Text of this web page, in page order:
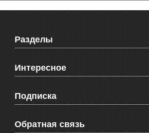
Разделы
Новости Феодосии
Новости Крыма
Мировые новости
Объявления
Здоровье
СМС мнения читателей
Интересное
Видео о Феодосии
Веб-камеры Феодосии
Блоги феодосийцев
Школы Феодосии
Подписка
Печатная версия газеты "Кафа"
RSS
Обратная связь